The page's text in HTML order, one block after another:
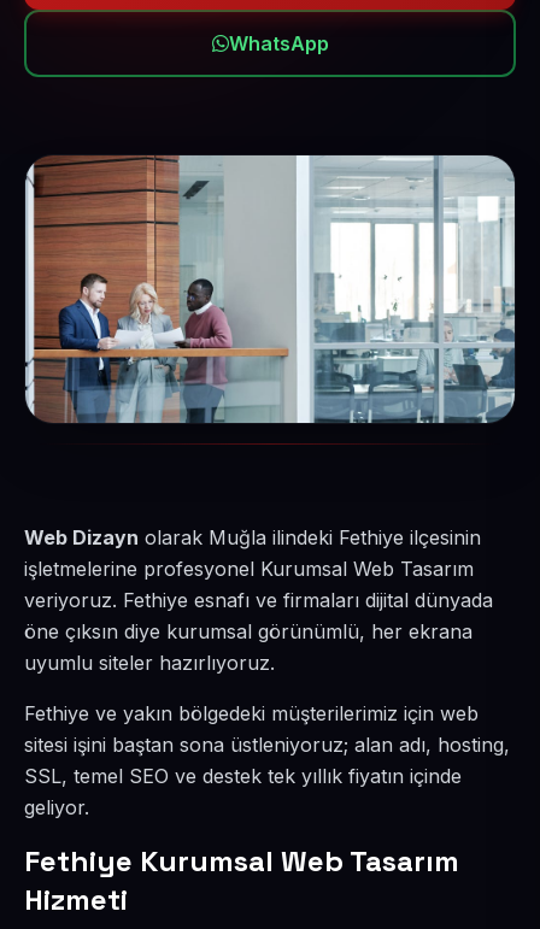
WhatsApp
Web Dizayn olarak Muğla ilindeki Fethiye ilçesinin
işletmelerine profesyonel Kurumsal Web Tasarım
veriyoruz. Fethiye esnafı ve firmaları dijital dünyada
öne çıksın diye kurumsal görünümlü, her ekrana
uyumlu siteler hazırlıyoruz.
Fethiye ve yakın bölgedeki müşterilerimiz için web
sitesi işini baştan sona üstleniyoruz; alan adı, hosting,
SSL, temel SEO ve destek tek yıllık fiyatın içinde
geliyor.
Fethiye Kurumsal Web Tasarım
Hizmeti